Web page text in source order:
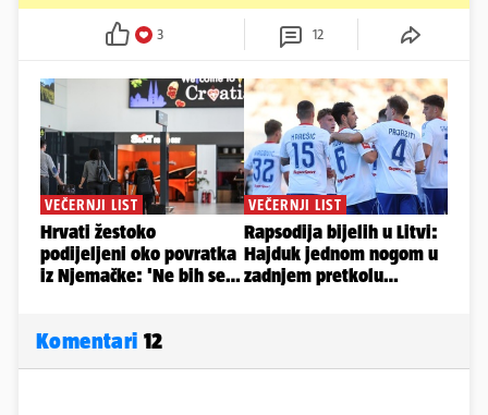
3 12
Komentari 12